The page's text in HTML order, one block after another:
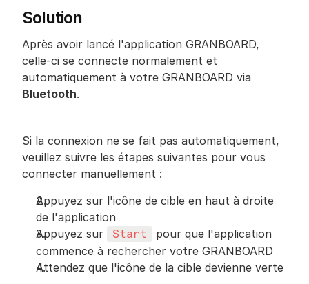
Solution
Après avoir lancé l'application GRANBOARD,
celle-ci se connecte normalement et
Bluetooth.
Si la connexion ne se fait pas automatiquement,
veuillez suivre les étapes suivantes pour vous
connecter manuellement :
Appuyez sur l'icône de cible en haut à droite
de l'application
Appuyez sur
Start
pour que l'application
commence à rechercher votre GRANBOARD
Attendez que l'icône de la cible devienne verte